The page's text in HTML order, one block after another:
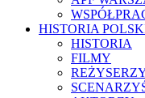
HISTORIA
HISTORIA
FILMY